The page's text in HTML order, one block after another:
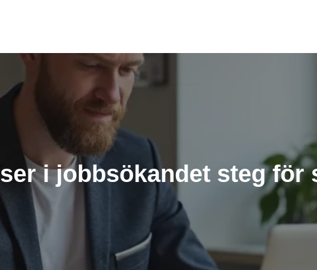
i jobbsökandet steg för